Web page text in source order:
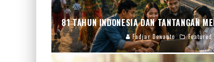
81 TAHUN INDONESIA DAN TANTANGAN
Fadjar Dewanto Featured